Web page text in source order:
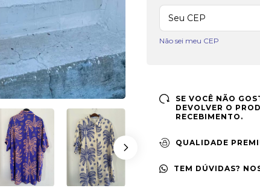
Não sei meu CEP
SE VOCÊ NÃO
DEVOLVER O
RECEBIMENTO.
QUALIDADE
TEM DÚVIDAS?